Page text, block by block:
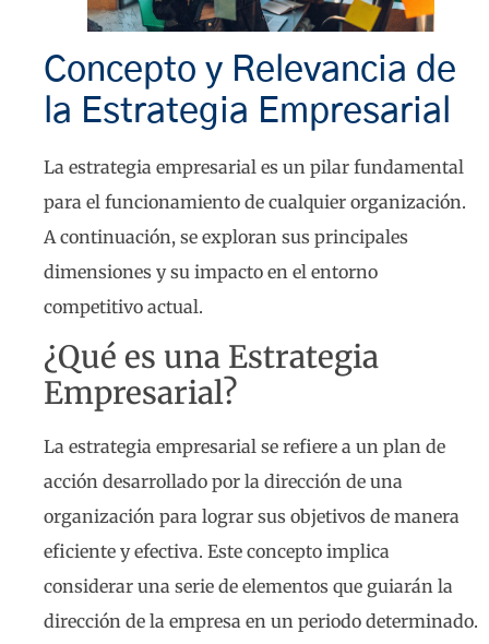
Concepto y Relevancia de
la Estrategia Empresarial
La estrategia empresarial es un pilar fundamental
para el funcionamiento de cualquier organización.
A continuación, se exploran sus principales
dimensiones y su impacto en el entorno
competitivo actual.
¿Qué es una Estrategia
Empresarial?
La estrategia empresarial se refiere a un plan de
acción desarrollado por la dirección de una
organización para lograr sus objetivos de manera
eficiente y efectiva. Este concepto implica
considerar una serie de elementos que guiarán la
dirección de la empresa en un periodo determinado.